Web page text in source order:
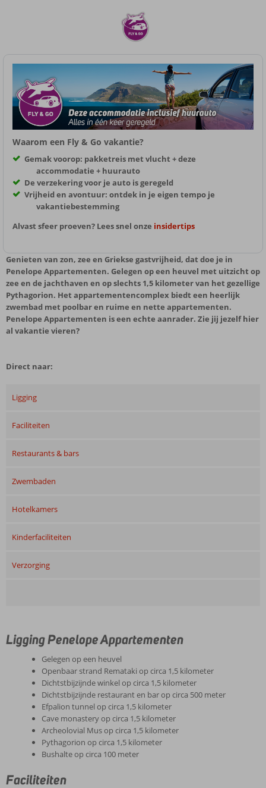
Waarom een Fly & Go vakantie?
Gemak voorop: pakketreis met vlucht + deze
accommodatie + huurauto
De verzekering voor je auto is geregeld
Vrijheid en avontuur: ontdek in je eigen tempo je
vakantiebestemming
Alvast sfeer proeven? Lees snel onze insidertips
Genieten van zon, zee en Griekse gastvrijheid, dat doe je in
Penelope Appartementen. Gelegen op een heuvel met uitzicht op
zee en de jachthaven en op slechts 1,5 kilometer van het gezellige
Pythagorion. Het appartementencomplex biedt een heerlijk
zwembad met poolbar en ruime en nette appartementen.
Penelope Appartementen is een echte aanrader. Zie jij jezelf hier
al vakantie vieren?
Direct naar:
Ligging
Faciliteiten
Restaurants & bars
Zwembaden
Hotelkamers
Kinderfaciliteiten
Verzorging
Ligging Penelope Appartementen
Gelegen op een heuvel
Openbaar strand Remataki op circa 1,5 kilometer
Dichtstbijzijnde winkel op circa 1,5 kilometer
Dichtstbijzijnde restaurant en bar op circa 500 meter
Efpalion tunnel op circa 1,5 kilometer
Cave monastery op circa 1,5 kilometer
Archeolovial Mus op circa 1,5 kilometer
Pythagorion op circa 1,5 kilometer
Bushalte op circa 100 meter
Faciliteiten